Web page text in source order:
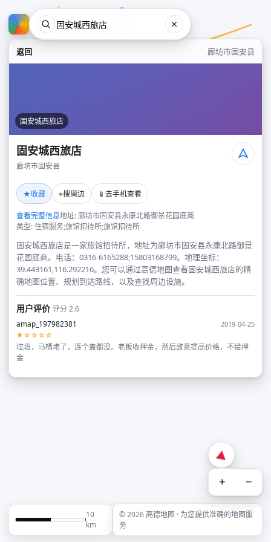
返回 廊坊市固安县
固安城西旅店
固安城西旅店
廊坊市固安县
★收藏 ⌖搜周边 📱 去手机查看
查看完整信息地址: 廊坊市固安县永康北路御景花园底商
类型: 住宿服务;旅馆招待所;旅馆招待所
固安城西旅店是一家旅馆招待所，地址为廊坊市固安县永康北路御景
花园底商。电话：0316-6165288;15803168799。地理坐标：
39.443161,116.292216。您可以通过高德地图查看固安城西旅店的精
确地图位置、规划到达路线，以及查找周边设施。
用户评价评分 2.6
amap_197982381
2019-04-25
★☆☆☆☆
垃圾，马桶堵了，连个盖都没。老板收押金，然后故意提高价格，不给押
金
+ −
10
km
© 2026 高德地图 · 为您提供准确的地图服
务